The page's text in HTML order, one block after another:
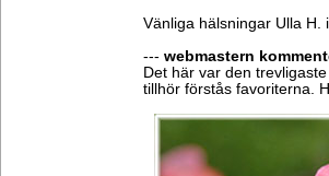
Vänliga hälsningar Ulla H.
--- webmastern
Det här var den
tillhör förstås favoriterna.